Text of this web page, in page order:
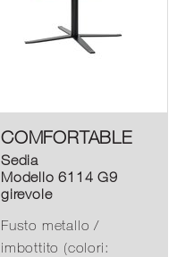
COMFORTABLE
Sedia
Modello 6114 G9
girevole
Fusto metallo /
imbottito (colori: